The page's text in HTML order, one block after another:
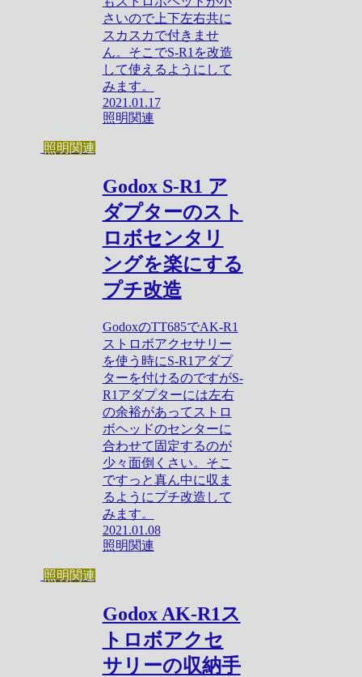
さいので上下左右共に
スカスカで付きませ
ん。そこでS-R1を改造
して使えるようにして
みます。
2021.01.17
照明関連
照明関連
Godox S-R1 ア
ダプターのスト
ロボセンタリ
ングを楽にする
プチ改造
GodoxのTT685でAK-R1
ストロボアクセサリー
を使う時にS-R1アダプ
ターを付けるのですがS-
R1アダプターには左右
の余裕があってストロ
ボヘッドのセンターに
合わせて固定するのが
少々面倒くさい。そこ
ですっと真ん中に収ま
るようにプチ改造して
みます。
2021.01.08
照明関連
照明関連
Godox AK-R1ス
トロボアクセ
サリーの収納手